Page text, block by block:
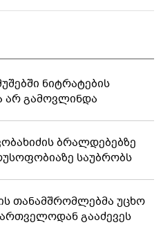
ნიტრატების
არ გამოვლინდა
ბრალდებებზე
საუბრობს
თანამშრომლებმა უცხო
გააძევეს